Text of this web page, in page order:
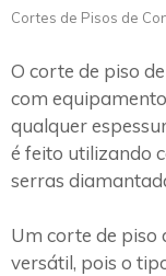
Cortes de Pisos de
O corte de piso
com
qualquer
é feito utilizando
serras
Um corte de piso
versátil, pois o